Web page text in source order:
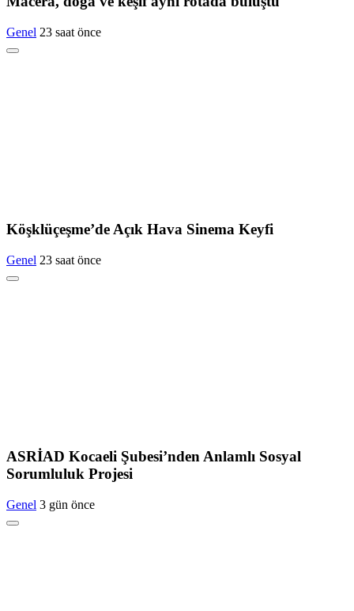
Genel 23 saat önce
Köşklüçeşme’de Açık Hava Sinema Keyfi
Genel 23 saat önce
ASRİAD Kocaeli Şubesi’nden Anlamlı Sosyal
Sorumluluk Projesi
Genel 3 gün önce